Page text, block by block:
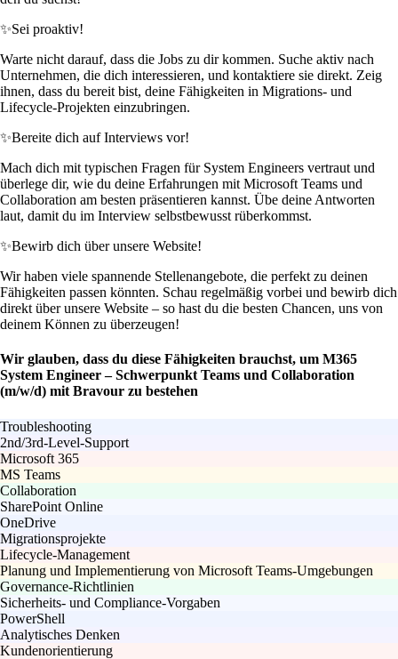
✨Sei proaktiv!
Warte nicht darauf, dass die Jobs zu dir kommen. Suche aktiv nach
Unternehmen, die dich interessieren, und kontaktiere sie direkt. Zeig
ihnen, dass du bereit bist, deine Fähigkeiten in Migrations- und
Lifecycle-Projekten einzubringen.
✨Bereite dich auf Interviews vor!
Mach dich mit typischen Fragen für System Engineers vertraut und
überlege dir, wie du deine Erfahrungen mit Microsoft Teams und
Collaboration am besten präsentieren kannst. Übe deine Antworten
laut, damit du im Interview selbstbewusst rüberkommst.
✨Bewirb dich über unsere Website!
Wir haben viele spannende Stellenangebote, die perfekt zu deinen
Fähigkeiten passen könnten. Schau regelmäßig vorbei und bewirb dich
direkt über unsere Website – so hast du die besten Chancen, uns von
deinem Können zu überzeugen!
Wir glauben, dass du diese Fähigkeiten brauchst, um M365
System Engineer – Schwerpunkt Teams und Collaboration
(m/w/d) mit Bravour zu bestehen
Troubleshooting
2nd/3rd-Level-Support
Microsoft 365
MS Teams
Collaboration
SharePoint Online
OneDrive
Migrationsprojekte
Lifecycle-Management
Planung und Implementierung von Microsoft Teams-Umgebungen
Governance-Richtlinien
Sicherheits- und Compliance-Vorgaben
PowerShell
Analytisches Denken
Kundenorientierung